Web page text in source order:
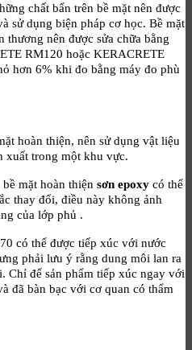
chất bẩn trên bề mặt nên được
sử dụng biện pháp cơ học. Bề mặt
thương nên được sửa chữa bằng
RM120 hoặc KERACRETE
hơn 6% khi đo bằng máy đo phù
hoàn thiện, nên sử dụng vật liệu
xuất trong một khu vực.
mặt hoàn thiện sơn epoxy có thể
thay đổi, điều này không ảnh
của lớp phủ .
có thể được tiếp xúc với nước
phải lưu ý rằng dung môi lan ra
Chỉ để sản phẩm tiếp xúc ngay với
đã bàn bạc với cơ quan có thẩm